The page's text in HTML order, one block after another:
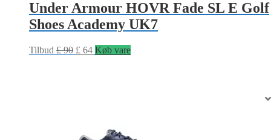
Under Armour HOVR Fade SL E Golf
Shoes Academy UK7
Tilbud £90 £ 64 Køb vare